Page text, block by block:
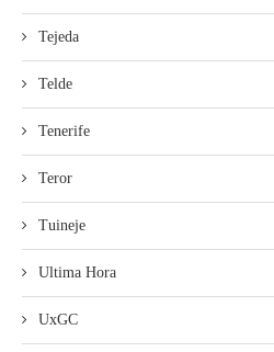
Tejeda
Telde
Tenerife
Teror
Tuineje
Ultima Hora
UxGC